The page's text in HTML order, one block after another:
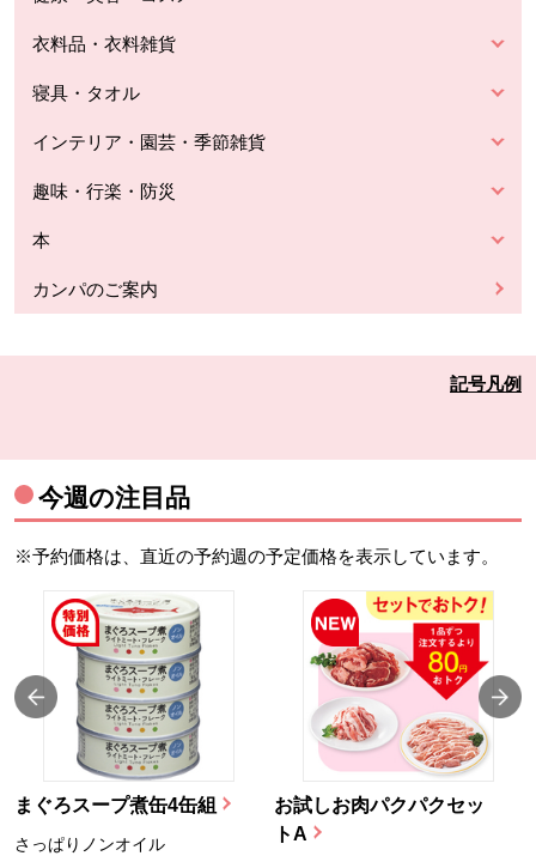
衣料品・衣料雑貨
寝具・タオル
インテリア・園芸・季節雑貨
趣味・行楽・防災
本
カンパのご案内
記号凡例
今週の注目品
※予約価格は、直近の予約週の予定価格を表示しています。
まぐろスープ煮缶4缶組
さっぱりノンオイル
お試しお肉パクパクセッ
トA